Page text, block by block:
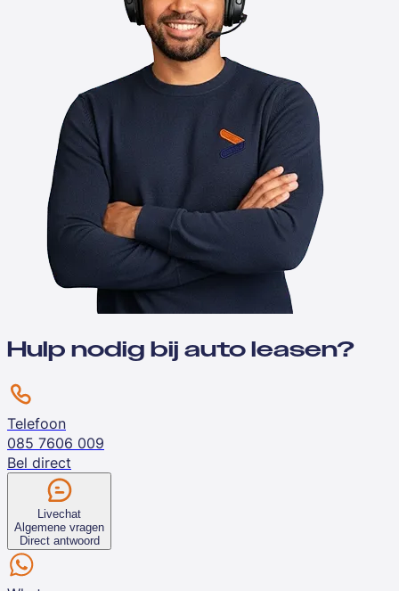
Hulp nodig bij auto leasen?
Telefoon
085 7606 009
Bel direct
Livechat
Algemene vragen
Direct antwoord